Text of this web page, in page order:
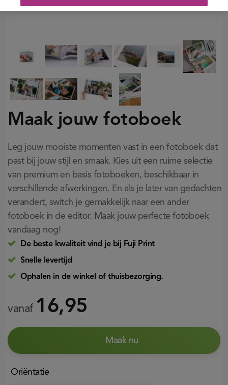
Maak jouw fotoboek
Leg jouw mooiste momenten vast in een fotoboek dat
past bij jouw stijl en smaak. Kies uit een ruime selectie
van premium en basis fotoboeken, beschikbaar in
verschillende afwerkingen. En als je later van gedachten
verandert, switch je gemakkelijk naar een ander
fotoboek in de editor. Maak jouw perfecte fotoboek
vandaag nog!
Oriëntatie
De beste kwaliteit vind je bij Fuji Print
Snelle levertijd
Ophalen in de winkel of thuisbezorging.
vanaf 16,95
Maak nu